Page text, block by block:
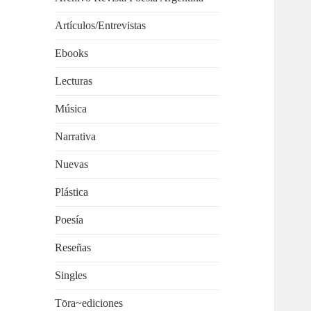
Artículos/Entrevistas
Ebooks
Lecturas
Música
Narrativa
Nuevas
Plástica
Poesía
Reseñas
Singles
Tōra~ediciones